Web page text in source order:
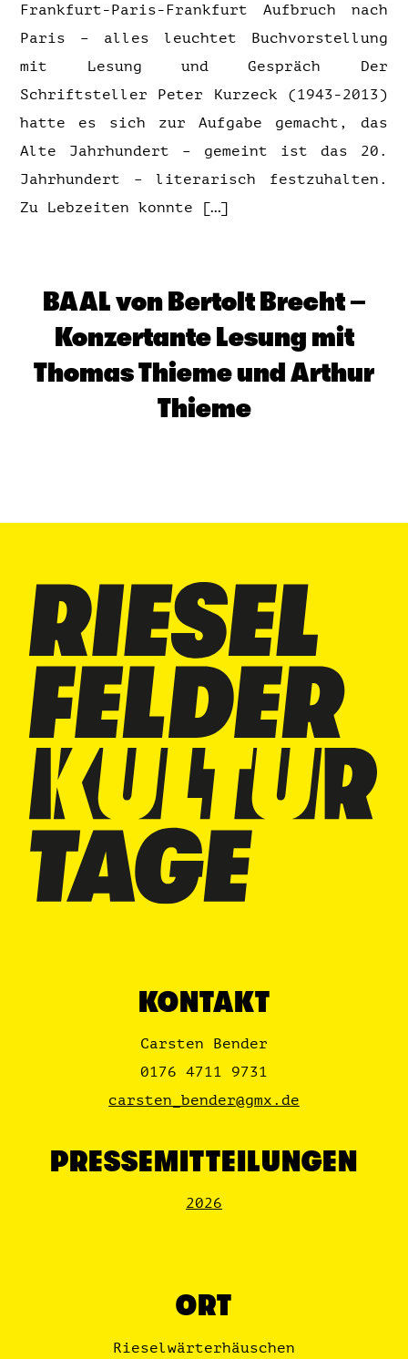
Frankfurt-Paris-Frankfurt Aufbruch nach
Paris – alles leuchtet Buchvorstellung
mit Lesung und Gespräch Der
Schriftsteller Peter Kurzeck (1943-2013)
hatte es sich zur Aufgabe gemacht, das
Alte Jahrhundert – gemeint ist das 20.
Jahrhundert – literarisch festzuhalten.
Zu Lebzeiten konnte […]
BAAL von Bertolt Brecht –
Konzertante Lesung mit
Thomas Thieme und Arthur
Thieme
KONTAKT
Carsten Bender
0176 4711 9731
carsten_bender@gmx.de
PRESSEMITTEILUNGEN
2026
ORT
Rieselwärterhäuschen